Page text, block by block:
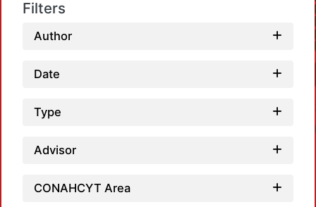
Filters
Author
Date
Type
Advisor
CONAHCYT Area